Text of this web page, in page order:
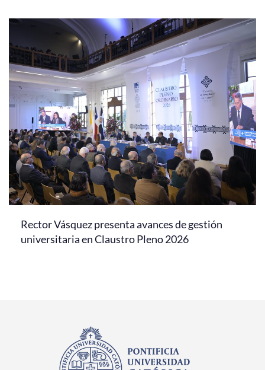
Rector Vásquez presenta avances de gestión
universitaria en Claustro Pleno 2026